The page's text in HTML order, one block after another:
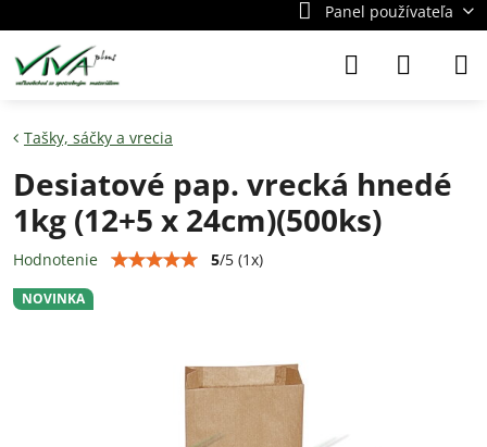
Panel používateľa
NOVINKA
Tašky, sáčky a vrecia
Desiatové pap. vrecká hnedé
1kg (12+5 x 24cm)(500ks)
Hodnotenie 5/5 (1x)